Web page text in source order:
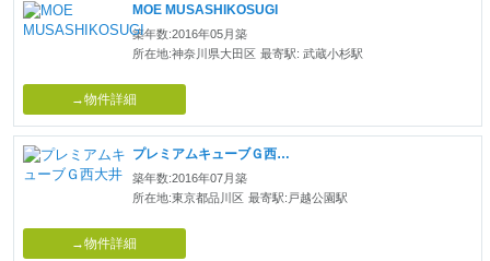
MOE MUSASHIKOSUGI
築年数:2016年05月築
所在地:神奈川県大田区 最寄駅: 武蔵小杉駅
→物件詳細
プレミアムキューブＧ西大井
築年数:2016年07月築
所在地:東京都品川区 最寄駅:戸越公園駅
→物件詳細